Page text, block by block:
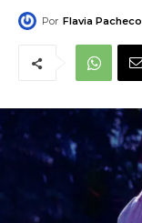
Por Flavia Pacheco